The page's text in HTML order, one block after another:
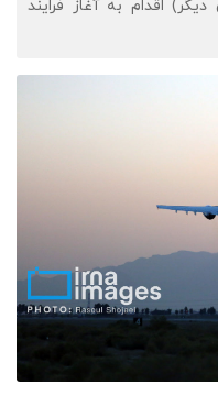
اقدام به آغاز فرایند